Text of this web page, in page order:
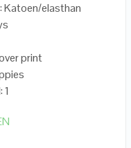
Katoen/elasthan
print